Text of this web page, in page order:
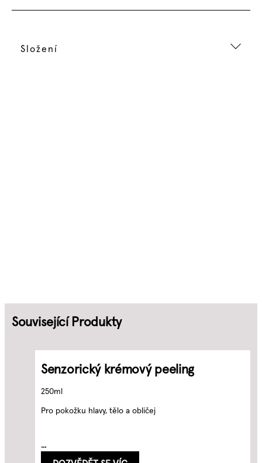
Složení
Související Produkty
Senzorický krémový peeling
250ml
Pro pokožku hlavy, tělo a obličej
...